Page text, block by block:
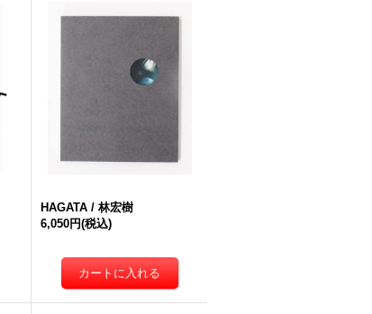
HAGATA / 林宏樹
6,050円(税込)